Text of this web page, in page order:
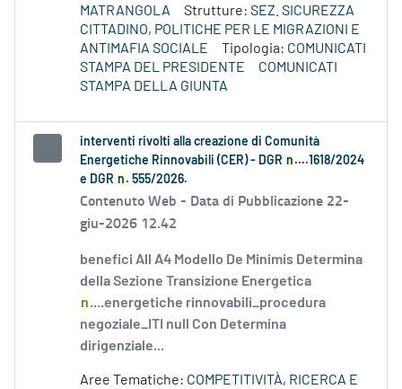
MATRANGOLA
Strutture: SEZ. SICUREZZA
CITTADINO, POLITICHE PER LE MIGRAZIONI E
ANTIMAFIA SOCIALE
Tipologia: COMUNICATI
STAMPA DEL PRESIDENTE
COMUNICATI
STAMPA DELLA GIUNTA
interventi rivolti alla creazione di Comunità
Energetiche Rinnovabili (CER) - DGR n ....1618/2024
e DGR n . 555/2026.
Contenuto Web - Data di Pubblicazione 22-
giu-2026 12.42
benefici All A4 Modello De Minimis Determina
della Sezione Transizione Energetica
n....energetiche rinnovabili_procedura
negoziale_ITI null Con Determina
dirigenziale...
Aree Tematiche: COMPETITIVITÀ, RICERCA E